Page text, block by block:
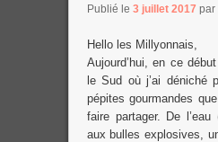
Publié le 3 juillet 2017 par
Hello les Millyonnais,
Aujourd’hui, en ce
le Sud où j’ai déniché
pépites gourmandes
faire partager. De l’eau
aux bulles explosives,